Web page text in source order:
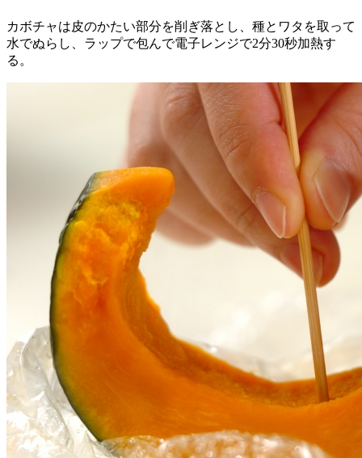
カボチャは皮のかたい部分を削ぎ落とし、種とワタを取って
水でぬらし、ラップで包んで電子レンジで2分30秒加熱す
る。